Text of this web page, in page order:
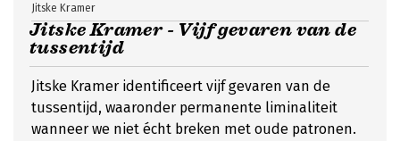
Jitske Kramer - Vijf gevaren van de
tussentijd
Jitske Kramer
Jitske Kramer identificeert vijf gevaren van de
tussentijd, waaronder permanente liminaliteit
wanneer we niet écht breken met oude patronen.